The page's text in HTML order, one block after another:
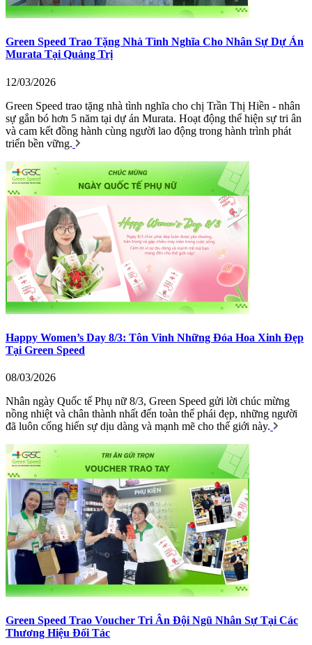
Green Speed Trao Tặng Nhà Tình Nghĩa Cho Nhân Sự Dự Án
Murata Tại Quảng Trị
12/03/2026
Green Speed trao tặng nhà tình nghĩa cho chị Trần Thị Hiền - nhân
sự gắn bó hơn 5 năm tại dự án Murata. Hoạt động thể hiện sự tri ân
và cam kết đồng hành cùng người lao động trong hành trình phát
triển bền vững.
Happy Women’s Day 8/3: Tôn Vinh Những Đóa Hoa Xinh Đẹp
Tại Green Speed
08/03/2026
Nhân ngày Quốc tế Phụ nữ 8/3, Green Speed gửi lời chúc mừng
nồng nhiệt và chân thành nhất đến toàn thể phái đẹp, những người
đã luôn cống hiến sự dịu dàng và mạnh mẽ cho thế giới này.
Green Speed Trao Voucher Tri Ân Đội Ngũ Nhân Sự Tại Các
Thương Hiệu Đối Tác